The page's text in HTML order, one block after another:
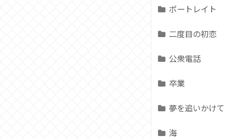
ポートレイト
二度目の初恋
公衆電話
卒業
夢を追いかけて
海